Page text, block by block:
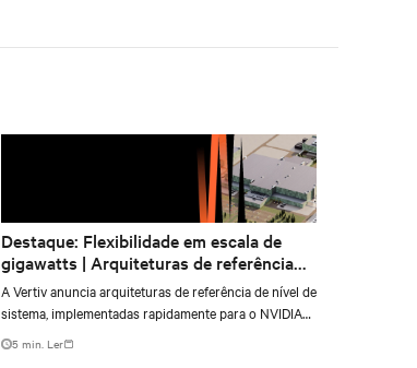
facility, creating a repeatable model for high-density,
Destaque: Flexibilidade em escala de
gigawatts | Arquiteturas de referência
para o NVIDIA DSX Blueprint
A Vertiv anuncia arquiteturas de referência de nível de
sistema, implementadas rapidamente para o NVIDIA
Omniverse DSX Blueprint.
5 min. Ler